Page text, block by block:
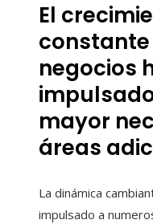
El
constante
negocios
mayor
áreas
La dinámica
impulsado a